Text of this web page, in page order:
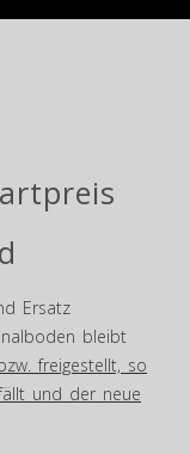
Ersatz
bleibt
freigestellt, so
und der neue